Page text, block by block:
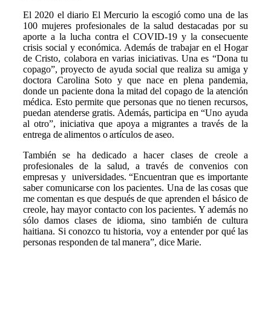
El 2020 el diario El Mercurio la escogió como una de las
100 mujeres profesionales de la salud destacadas por su
aporte a la lucha contra el COVID-19 y la consecuente
crisis social y económica. Además de trabajar en el Hogar
de Cristo, colabora en varias iniciativas. Una es “Dona tu
copago”, proyecto de ayuda social que realiza su amiga y
doctora Carolina Soto y que nace en plena pandemia,
donde un paciente dona la mitad del copago de la atención
médica. Esto permite que personas que no tienen recursos,
puedan atenderse gratis. Además, participa en “Uno ayuda
al otro”, iniciativa que apoya a migrantes a través de la
entrega de alimentos o artículos de aseo.
También se ha dedicado a hacer clases de creole a
profesionales de la salud, a través de convenios con
empresas y universidades. “Encuentran que es importante
saber comunicarse con los pacientes. Una de las cosas que
me comentan es que después de que aprenden el básico de
creole, hay mayor contacto con los pacientes. Y además no
sólo damos clases de idioma, sino también de cultura
haitiana. Si conozco tu historia, voy a entender por qué las
personas responden de tal manera”, dice Marie.